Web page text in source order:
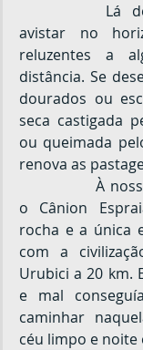
avistar no
reluzentes a
distância. Se
dourados ou
seca castigada
ou queimada
renova as
o Cânion
rocha e a única
com a
Urubici a 20 km.
e mal
caminhar
céu limpo e noite